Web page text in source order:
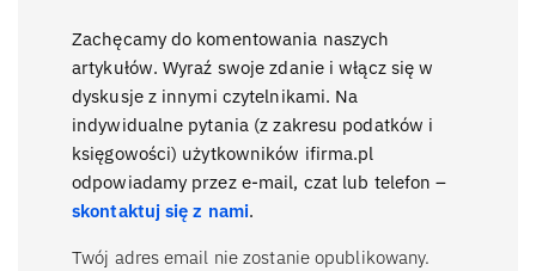
Zachęcamy do komentowania naszych
artykułów. Wyraź swoje zdanie i włącz się w
dyskusje z innymi czytelnikami. Na
indywidualne pytania (z zakresu podatków i
księgowości) użytkowników ifirma.pl
odpowiadamy przez e-mail, czat lub telefon –
skontaktuj się z nami.
Twój adres email nie zostanie opublikowany.